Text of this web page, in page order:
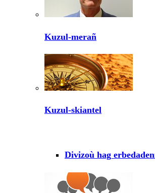
Kuzul-merañ
Kuzul-skiantel
Divizoù hag